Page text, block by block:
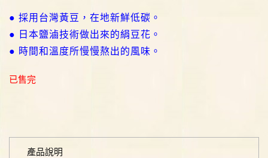
● 採用台灣黃豆，在地新鮮低碳。
● 日本鹽滷技術做出來的絹豆花。
● 時間和溫度所慢慢熬出的風味。
已售完
產品說明